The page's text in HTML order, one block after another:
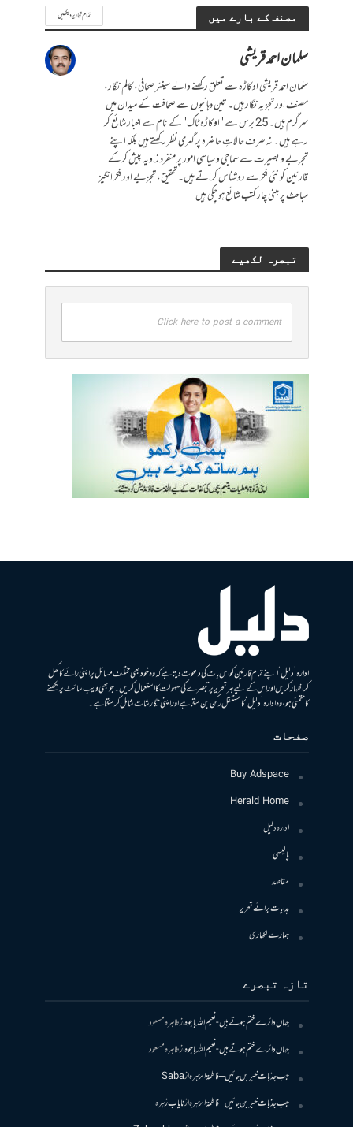
مصنف کے بارے میں تمام تحاریر دیکھیں
سلمان احمد قریشی
سلمان احمد قریشی اوکاڑہ سے تعلق رکھنے والے سینئر صحافی، کالم نگار،
مصنف اور تجزیہ نگار ہیں۔ تین دہائیوں سے صحافت کے میدان میں
سرگرم ہیں۔ 25 برس سے "اوکاڑہ ٹاک" کے نام سے اخبار شائع کر
رہے ہیں۔ نہ صرف حالاتِ حاضرہ پر گہری نظر رکھتے ہیں بلکہ اپنے
تجربے و بصیرت سے سماجی و سیاسی امور پر منفرد زاویہ پیش کرکے
قارئین کو نئی فکر سے روشناس کراتے ہیں۔ تحقیق، تجزیے اور فکر انگیز
مباحث پر مبنی چار کتب شائع ہو چکی ہیں
تبصرہ لکھیے
Click here to post a comment
ادارہ ’دلیل‘ اپنے تمام قارئین کو اس بات کی دعوت دیتا ہے کہ وہ خود بھی مختلف مسائل پر اپنی رائے کا کھل
کر اظہار کریں اور اس کے لیے ہر تحریر پر تبصرے کی سہولت کا استعمال کریں۔ جو بھی ویب سائٹ پر لکھنے
کا متمنی ہو، وہ ادارہ ’دلیل‘ کا مستقل رکن بن سکتا ہے اور اپنی نگارشات شامل کرسکتا ہے۔
صفحات
Buy Adspace
Herald Home
ادارہ دلیل
پالیسی
مقاصد
ہدایات برائے تحریر
ہمارے لکھاری
تازہ تبصرے
جہاں دائرے ختم ہوتے ہیں- نعیم اللہ باجوہازطاہرہ مسعود
جہاں دائرے ختم ہوتے ہیں- نعیم اللہ باجوہازطاہرہ مسعود
جب جذبات خبر بن جائیں – فاطمۃالزہرہازSaba
جب جذبات خبر بن جائیں – فاطمۃالزہرہازنایاب زہرہ